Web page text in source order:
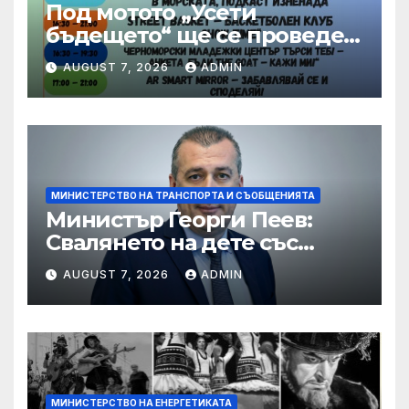
Под мотото „Усети
бъдещето“ ще се проведе
шестото издание на
фестивала OPEN
BUZLUDZHA
AUGUST 7, 2026 ADMIN
МИНИСТЕРСТВО НА ТРАНСПОРТА И СЪОБЩЕНИЯТА
Министър Георги Пеев:
Свалянето на дете със
специални потребности от
автобус не е морално и е
неприемливо
AUGUST 7, 2026 ADMIN
МИНИСТЕРСТВО НА ЕНЕРГЕТИКАТА